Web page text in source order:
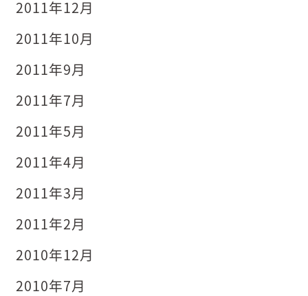
2011年12月
2011年10月
2011年9月
2011年7月
2011年5月
2011年4月
2011年3月
2011年2月
2010年12月
2010年7月